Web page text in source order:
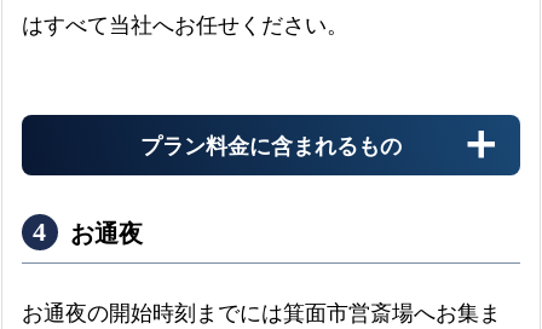
お迎え先からの搬送料金
安置料金
ドライアイス
はすべて当社へお任せください。
プラン料金に含まれるもの
お通夜
お通夜の開始時刻までには箕面市営斎場へお集ま